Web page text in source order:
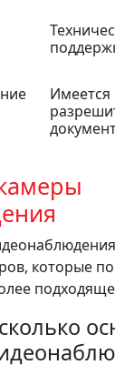
Имеется
которые